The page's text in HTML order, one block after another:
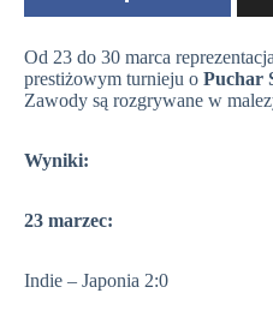
Od 23 do 30 marca
prestiżowym turnieju o Puchar
Zawody są rozgrywane w
Wyniki:
23 marzec:
Indie – Japonia 2:0